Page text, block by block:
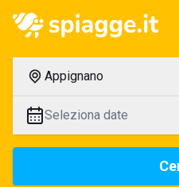
Appignano
Seleziona date